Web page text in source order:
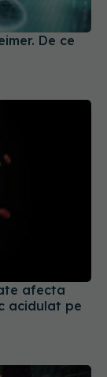
De ce
afecta
acidulat pe